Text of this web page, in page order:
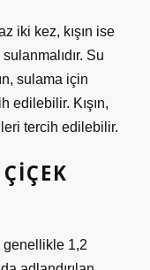
iki kez, kışın ise
Su
sulama için
edilebilir. Kışın,
tercih edilebilir.
genellikle 1,2